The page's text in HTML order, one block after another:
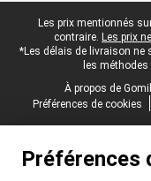
Pied-de-page légal
Les prix mentionnés
contraire. Les prix
*Les délais de livraison ne
les
À propos de
Préférences de cookies
Préférences